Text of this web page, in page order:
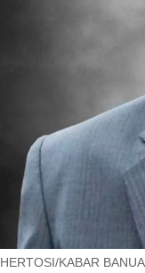
HERTOSI/KABAR